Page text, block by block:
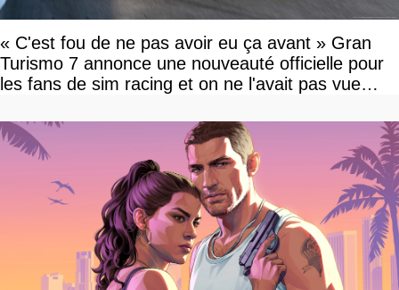
« C'est fou de ne pas avoir eu ça avant » Gran
Turismo 7 annonce une nouveauté officielle pour
les fans de sim racing et on ne l'avait pas vue